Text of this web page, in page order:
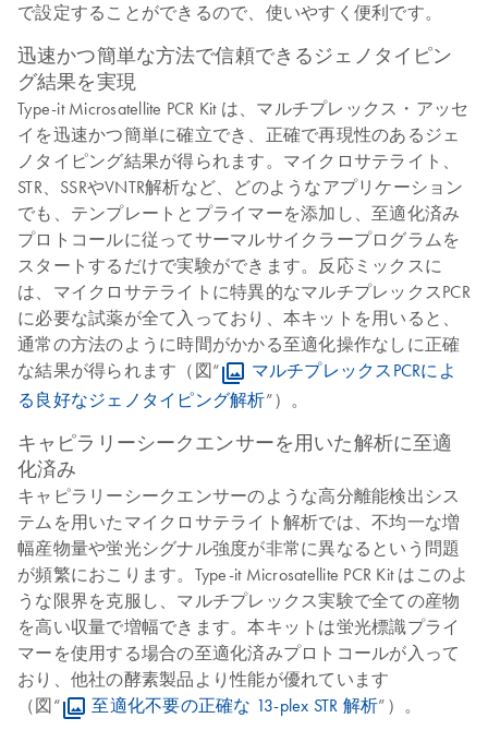
で設定することができるので、使いやすく便利です。
迅速かつ簡単な方法で信頼できるジェノタイピン
グ結果を実現
Type-it Microsatellite PCR Kit は、マルチプレックス・アッセ
イを迅速かつ簡単に確立でき、正確で再現性のあるジェ
ノタイピング結果が得られます。マイクロサテライト、
STR、SSRやVNTR解析など、どのようなアプリケーション
でも、テンプレートとプライマーを添加し、至適化済み
プロトコールに従ってサーマルサイクラープログラムを
スタートするだけで実験ができます。反応ミックスに
は、マイクロサテライトに特異的なマルチプレックスPCR
に必要な試薬が全て入っており、本キットを用いると、
通常の方法のように時間がかかる至適化操作なしに正確
な結果が得られます（図“
マルチプレックスPCRによ
る良好なジェノタイピング解析”）。
キャピラリーシークエンサーを用いた解析に至適
化済み
キャピラリーシークエンサーのような高分離能検出シス
テムを用いたマイクロサテライト解析では、不均一な増
幅産物量や蛍光シグナル強度が非常に異なるという問題
が頻繁におこります。Type-it Microsatellite PCR Kit はこのよ
うな限界を克服し、マルチプレックス実験で全ての産物
を高い収量で増幅できます。本キットは蛍光標識プライ
マーを使用する場合の至適化済みプロトコールが入って
おり、他社の酵素製品より性能が優れています
（図“
至適化不要の正確な 13-plex STR 解析”）。